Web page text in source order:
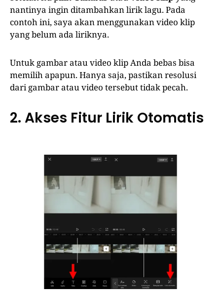
nantinya ingin ditambahkan lirik lagu. Pada
contoh ini, saya akan menggunakan video klip
yang belum ada liriknya.
Untuk gambar atau video klip Anda bebas bisa
memilih apapun. Hanya saja, pastikan resolusi
dari gambar atau video tersebut tidak pecah.
2. Akses Fitur Lirik Otomatis